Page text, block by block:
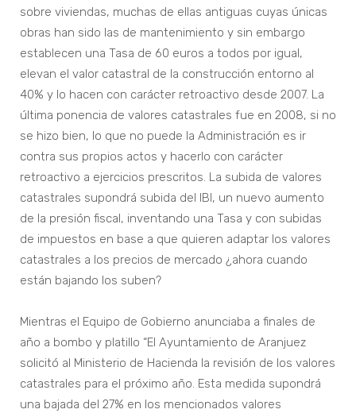
sobre viviendas, muchas de ellas antiguas cuyas únicas
obras han sido las de mantenimiento y sin embargo
establecen una Tasa de 60 euros a todos por igual,
elevan el valor catastral de la construcción entorno al
40% y lo hacen con carácter retroactivo desde 2007. La
última ponencia de valores catastrales fue en 2008, si no
se hizo bien, lo que no puede la Administración es ir
contra sus propios actos y hacerlo con carácter
retroactivo a ejercicios prescritos. La subida de valores
catastrales supondrá subida del IBI, un nuevo aumento
de la presión fiscal, inventando una Tasa y con subidas
de impuestos en base a que quieren adaptar los valores
catastrales a los precios de mercado ¿ahora cuando
están bajando los suben?
Mientras el Equipo de Gobierno anunciaba a finales de
año a bombo y platillo “El Ayuntamiento de Aranjuez
solicitó al Ministerio de Hacienda la revisión de los valores
catastrales para el próximo año. Esta medida supondrá
una bajada del 27% en los mencionados valores